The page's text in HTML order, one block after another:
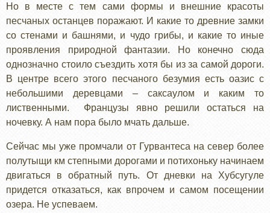
Но в месте с тем сами формы и внешние красоты
песчаных останцев поражают. И какие то древние замки
со стенами и башнями, и чудо грибы, и какие то иные
проявления природной фантазии. Но конечно сюда
однозначно стоило съездить хотя бы из за самой дороги.
В центре всего этого песчаного безумия есть оазис с
небольшими деревцами – саксаулом и каким то
лиственными. Французы явно решили остаться на
ночевку. А нам пора было мчать дальше.
Сейчас мы уже промчали от Гурвантеса на север более
полутыщи км степными дорогами и потихоньку начинаем
двигаться в обратный путь. От дневки на Хубсугуле
придется отказаться, как впрочем и самом посещении
озера. Не успеваем.